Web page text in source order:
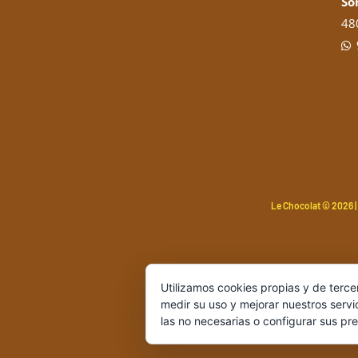
Le Chocolat ©2026
Utilizamos cookies propias y de
medir su uso y mejorar nuestros
las no necesarias o configurar sus